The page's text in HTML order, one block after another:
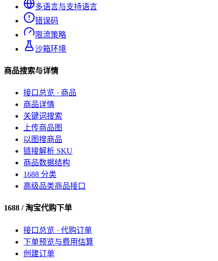
多语言与支持语言
错误码
限流策略
沙箱环境
商品搜索与详情
接口总览 · 商品
商品详情
关键词搜索
上传商品图
以图搜商品
链接解析 SKU
商品数据结构
1688 分类
高级品类商品接口
1688 / 淘宝代购下单
接口总览 · 代购订单
下单预览与费用估算
创建订单